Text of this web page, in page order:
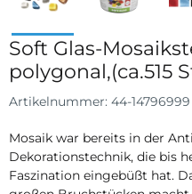
Soft Glas-
polygonal,(ca.515
Artikelnummer: 44-14796999
Mosaik war bereits in der
Dekorationstechnik, die bis
Faszination eingebüßt hat.